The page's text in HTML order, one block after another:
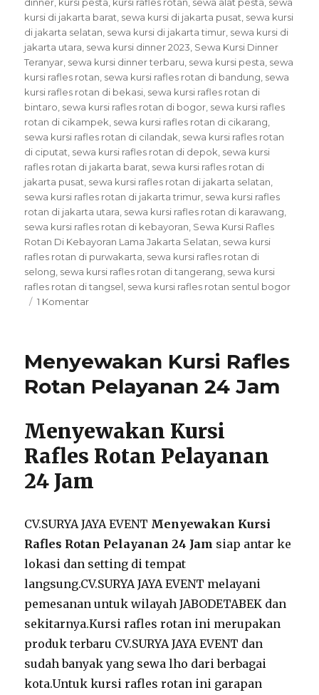
kursi di jakarta barat sewa kursi di jakarta pusat sewa kursi
di jakarta selatan sewa kursi di jakarta timur sewa kursi di
jakarta utara sewa kursi dinner 2023 Sewa Kursi Dinner
Teranyar sewa kursi dinner terbaru sewa kursi pesta sewa
kursi rafles rotan sewa kursi rafles rotan di bandung sewa
kursi rafles rotan di bekasi sewa kursi rafles rotan di
bintaro sewa kursi rafles rotan di bogor sewa kursi rafles
rotan di cikampek sewa kursi rafles rotan di cikarang
sewa kursi rafles rotan di cilandak sewa kursi rafles rotan
di ciputat sewa kursi rafles rotan di depok sewa kursi
rafles rotan di jakarta barat sewa kursi rafles rotan di
jakarta pusat sewa kursi rafles rotan di jakarta selatan
sewa kursi rafles rotan di jakarta trimur sewa kursi rafles
rotan di jakarta utara sewa kursi rafles rotan di karawang
sewa kursi rafles rotan di kebayoran Sewa Kursi Rafles
Rotan Di Kebayoran Lama Jakarta Selatan sewa kursi
rafles rotan di purwakarta sewa kursi rafles rotan di
selong sewa kursi rafles rotan di tangerang sewa kursi
rafles rotan di tangsel sewa kursi rafles rotan sentul bogor
1 Komentarpada
Rotan
Kebayoran
Selatan
Menyewakan Kursi Rafles
Rotan Pelayanan 24 Jam
Menyewakan Kursi
Rafles Rotan Pelayanan
24 Jam
CV.SURYA JAYA EVENT Menyewakan Kursi
Rafles Rotan Pelayanan 24 Jam siap antar ke
lokasi dan setting di tempat
langsung.CV.SURYA JAYA EVENT melayani
pemesanan untuk wilayah JABODETABEK dan
sekitarnya.Kursi rafles rotan ini merupakan
produk terbaru CV.SURYA JAYA EVENT dan
sudah banyak yang sewa lho dari berbagai
kota.Untuk kursi rafles rotan ini garapan